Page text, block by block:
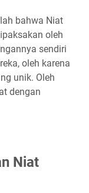
bahwa Niat
oleh
sendiri
oleh karena
unik. Oleh
dengan
Niat